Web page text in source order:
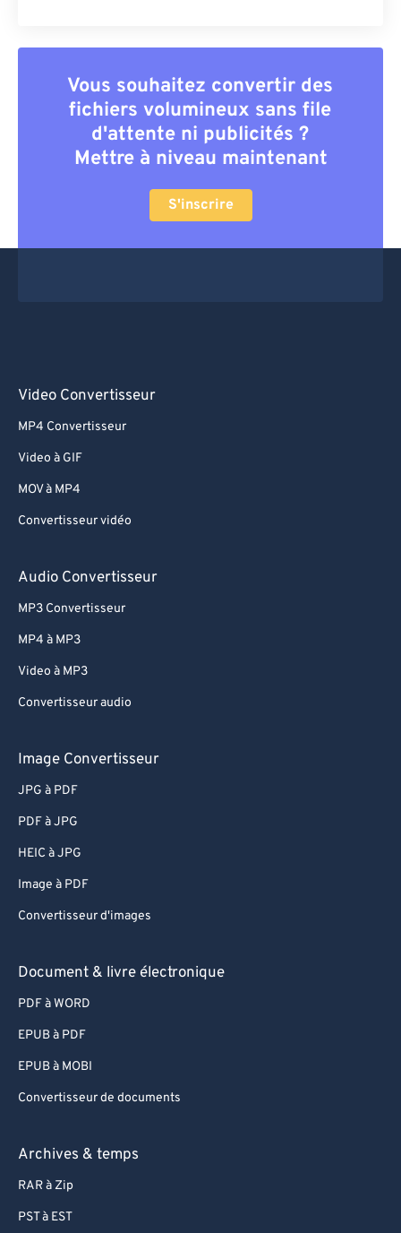
Vous souhaitez convertir des
fichiers volumineux sans file
d'attente ni publicités ?
Mettre à niveau maintenant
S'inscrire
Video Convertisseur
MP4 Convertisseur
Video à GIF
MOV à MP4
Convertisseur vidéo
Audio Convertisseur
MP3 Convertisseur
MP4 à MP3
Video à MP3
Convertisseur audio
Image Convertisseur
JPG à PDF
PDF à JPG
HEIC à JPG
Image à PDF
Convertisseur d'images
Document & livre électronique
PDF à WORD
EPUB à PDF
EPUB à MOBI
Convertisseur de documents
Archives & temps
RAR à Zip
PST à EST